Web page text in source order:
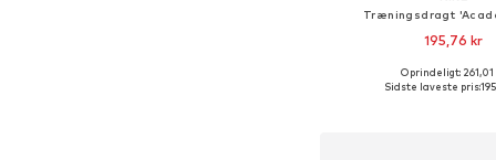
Træningsdragt
195,76 kr
Oprindeligt: 261,01
Sidste laveste pris: